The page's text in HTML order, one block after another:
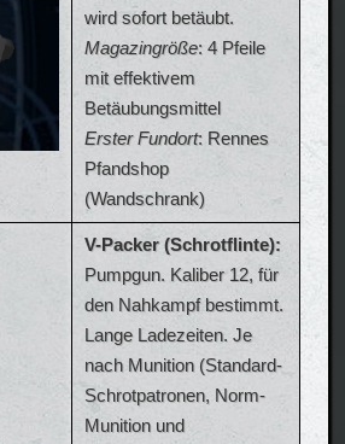
wird sofort betäubt.
Magazingröße: 4 Pfeile
mit effektivem
Betäubungsmittel
Erster Fundort: Rennes
Pfandshop
(Wandschrank)
V-Packer (Schrotflinte):
Pumpgun. Kaliber 12, für
den Nahkampf bestimmt.
Lange Ladezeiten. Je
nach Munition (Standard-
Schrotpatronen, Norm-
Munition und